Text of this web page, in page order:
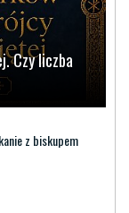
Czy liczba
z biskupem